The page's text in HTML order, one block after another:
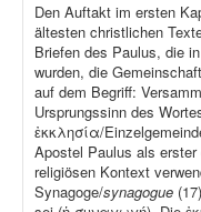
Den Auftakt im ersten
ältesten christlichen
Briefen des Paulus, die
wurden, die
auf dem Begriff:
Ursprungssinn des
ἐκκλησία/
Apostel Paulus als
religiösen Kontext
Synagoge/synagogue